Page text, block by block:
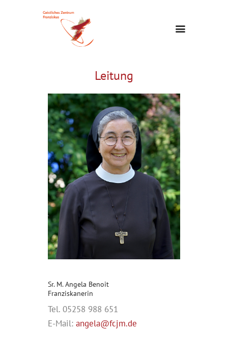
Leitung
Sr. M. Angela Benoit
Franziskanerin
Tel. 05258 988 651
E-Mail: angela@fcjm.de